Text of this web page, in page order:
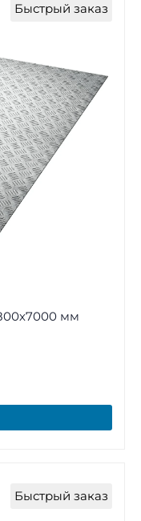
Быстрый заказ
мм
Быстрый заказ